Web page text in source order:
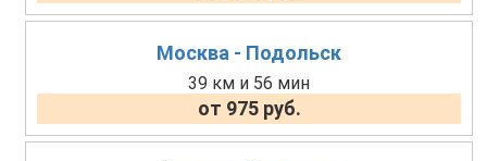
Москва - Подольск
39 км и 56 мин
от 975 руб.